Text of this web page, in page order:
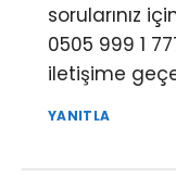
sorularınız
0505 999 1
iletişime
YANITLA